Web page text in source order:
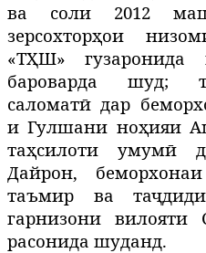
ва соли 2012
зерсохторҳои
«ТҲШ»
бароварда шуд;
саломатӣ дар
и Гулшани ноҳияи
таҳсилоти умумӣ
Дайрон,
таъмир ва
гарнизони
расонида шуданд.